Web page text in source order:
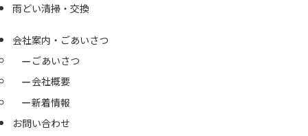
雨どい清掃・交換
会社案内・ごあいさつ
ごあいさつ
会社概要
新着情報
お問い合わせ